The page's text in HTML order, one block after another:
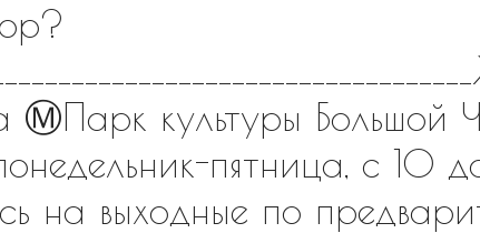
Ⓜ️Парк культуры Большой
пятница, с 10
на выходные по